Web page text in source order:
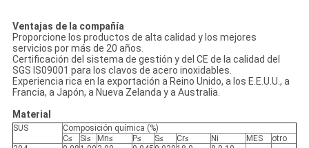
Ventajas de la compañía
Proporcione los productos de alta calidad y los mejores
servicios por más de 20 años.
Certificación del sistema de gestión y del CE de la calidad del
SGS IS09001 para los clavos de acero inoxidables.
Experiencia rica en la exportación a Reino Unido, a los E.E.U.U., a
Francia, a Japón, a Nueva Zelanda y a Australia.
Material
SUS
Composición química (%)
C≤
Si≤ Mn≤ P≤ S≤ Cr≤ Ni MES
otro